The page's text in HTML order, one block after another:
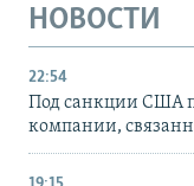
НОВОСТИ
22:54
Под санкции США
компании,